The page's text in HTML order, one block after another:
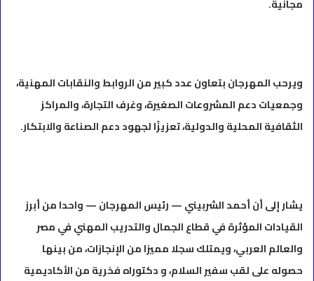
مجانية.
ويرحب المهرجان بتعاون عدد كبير من الروابط والنقابات المهنية،
وجمعيات دعم المشروعات الصغيرة، وغرف التجارة، والمراكز
الثقافية المحلية والدولية، تعزيزًا لجهود دعم الصناعة والابتكار.
يشار إلى أن أحمد الشربيني — رئيس المهرجان — واحدا من أبرز
القيادات المؤثرة في قطاع الجمال والتدريب المهني في مصر
والعالم العربي، ويمتلك سجلا مميزا من الإنجازات، من بينها
حصوله على لقب سفير السلام، و دكتوراه فخرية من الأكاديمية